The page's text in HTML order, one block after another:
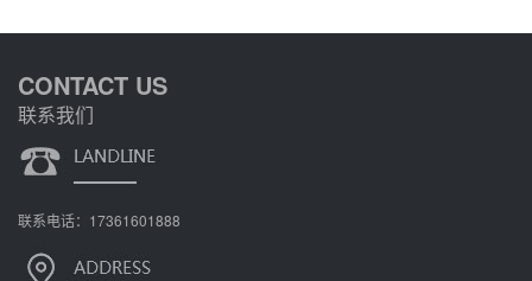
CONTACT US
联系我们
联系电话：17361601888